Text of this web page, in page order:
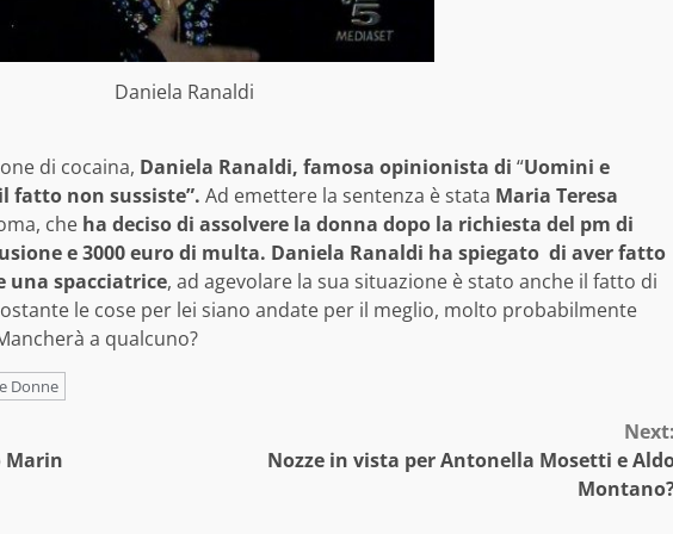
Daniela Ranaldi
di cocaina, Daniela Ranaldi, famosa opinionista di “Uomini e
fatto non sussiste”. Ad emettere la sentenza è stata Maria Teresa
che ha deciso di assolvere la donna dopo la richiesta del pm di
e 3000 euro di multa. Daniela Ranaldi ha spiegato di aver fatto
una spacciatrice, ad agevolare la sua situazione è stato anche il fatto di
le cose per lei siano andate per il meglio, molto probabilmente
a qualcuno?
Donne
Marin
Next:
Nozze in vista per Antonella Mosetti e